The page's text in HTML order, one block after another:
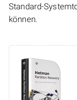
Standard-
können.